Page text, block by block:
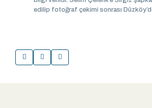
edilip fotoğraf çekimi sonrası